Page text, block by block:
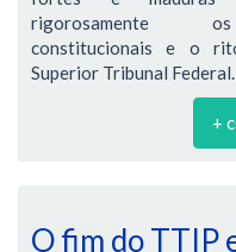
rigorosamente
constitucionais e o
Superior Tribunal Federal.
+
O fim do TTIP